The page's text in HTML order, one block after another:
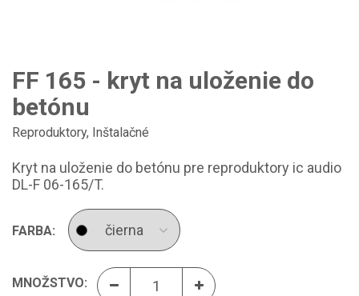
FF 165 - kryt na uloženie do
betónu
Reproduktory, Inštalačné
Kryt na uloženie do betónu pre reproduktory ic audio
DL-F 06-165/T.
FARBA:
MNOŽSTVO: